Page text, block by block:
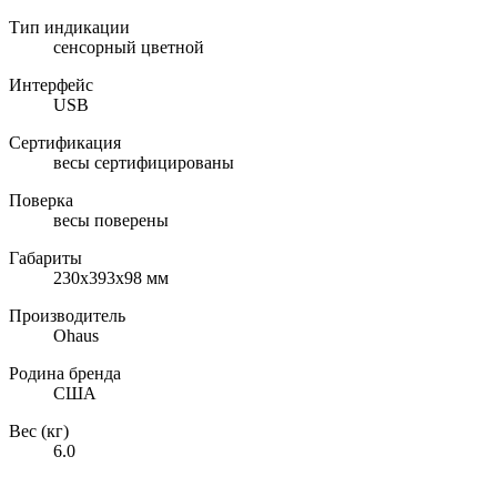
Тип индикации
сенсорный цветной
Интерфейс
USB
Сертификация
весы сертифицированы
Поверка
весы поверены
Габариты
230х393х98 мм
Производитель
Ohaus
Родина бренда
США
Вес (кг)
6.0